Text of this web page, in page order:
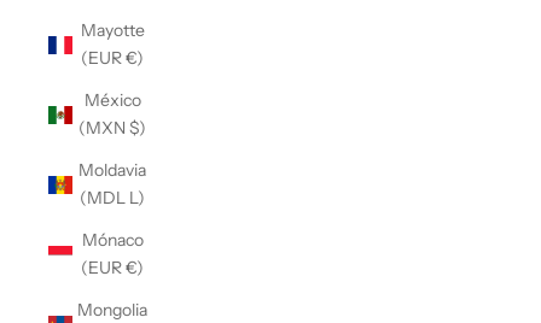
Mayotte
(EUR €)
México
(MXN $)
Moldavia
(MDL L)
Mónaco
(EUR €)
Mongolia